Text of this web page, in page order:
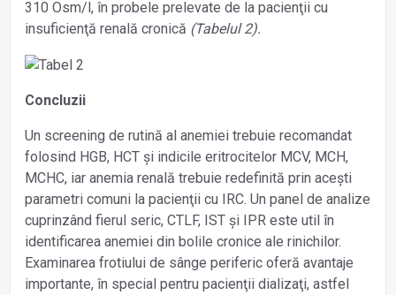
310 Osm/l, în probele prelevate de la pacienţii cu
insuficienţă renală cronică (Tabelul 2).
Concluzii
Un screening de rutină al anemiei trebuie recomandat
folosind HGB, HCT și indicile eritrocitelor MCV, MCH,
MCHC, iar anemia renală trebuie redefinită prin acești
parametri comuni la pacienţii cu IRC. Un panel de analize
cuprinzând fierul seric, CTLF, IST și IPR este util în
identificarea anemiei din bolile cronice ale rinichilor.
Examinarea frotiului de sânge periferic oferă avantaje
importante, în special pentru pacienţii dializaţi, astfel